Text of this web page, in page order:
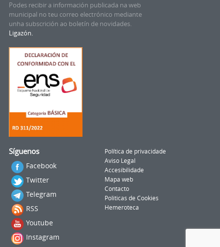
Podes recibir a información publicada na web
municipal no teu correo electrónico mediante
unha subscrición ao boletín de novidades.
Ligazón.
Síguenos
Facebook
Twitter
Telegram
RSS
Youtube
Instagram
Política de privacidade
Aviso Legal
Accesibilidade
Mapa web
Contacto
Politicas de Cookies
Hemeroteca